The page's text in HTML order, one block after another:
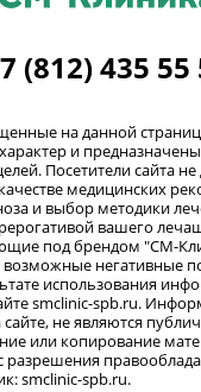
(812) 435 55
на данной
и
Посетители сайта
медицинских
и выбор методики
вашего
под брендом "СМ-
возможные негативные
использования
smclinic-spb.ru.
не являются
или копирование
разрешения
smclinic-spb.ru.